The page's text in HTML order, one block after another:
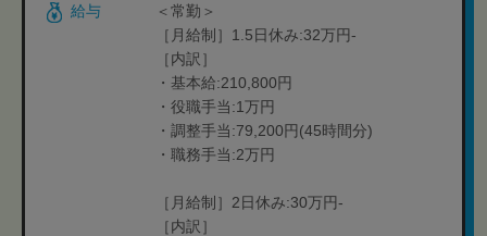
給与
＜常勤＞
［月給制］1.5日休み:32万円-
［内訳］
・基本給:210,800円
・役職手当:1万円
・調整手当:79,200円(45時間分)
・職務手当:2万円
［月給制］2日休み:30万円-
［内訳］